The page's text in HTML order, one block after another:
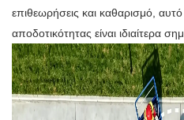
επιθεωρήσεις και καθαρισμό,
αποδοτικότητας είναι ιδιαίτερα